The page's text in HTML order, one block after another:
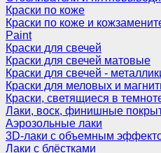
Краски по коже
Краски по коже и
Paint
Краски для свечей
Краски для свечей матовые
Краски для свечей -
Краски для меловых и
Краски, светящиеся в
Лаки, воск, финишные
Аэрозольные лаки
3D-лаки с объемным
Лаки с блёстками